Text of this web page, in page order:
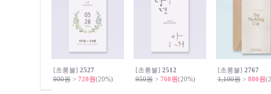
[초롱불] 2527
900원> 720원(20%)
[초롱불] 2512
950원> 760원(20%)
[초롱불] 2767
1,100원> 880원